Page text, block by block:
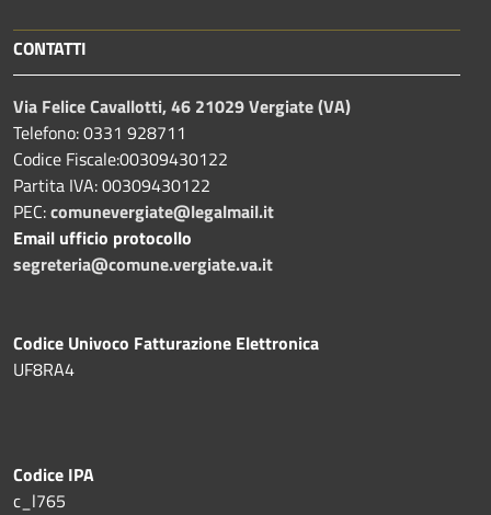
CONTATTI
Via Felice Cavallotti, 46 21029 Vergiate (VA)
Telefono: 0331 928711
Codice Fiscale:00309430122
Partita IVA: 00309430122
PEC:comunevergiate@legalmail.it
Email ufficio protocollo
segreteria@comune.vergiate.va.it
Codice Univoco Fatturazione Elettronica
UF8RA4
Codice IPA
c_l765